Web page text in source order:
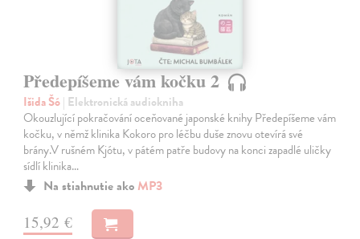
Předepíšeme vám kočku 2
Išida Šó| Elektronická audiokniha
Okouzlující pokračování oceňované japonské knihy Předepíšeme vám
kočku, v němž klinika Kokoro pro léčbu duše znovu otevírá své
brány.V rušném Kjótu, v pátém patře budovy na konci zapadlé uličky
sídlí klinika…
Na stiahnutie ako MP3
15,92 €